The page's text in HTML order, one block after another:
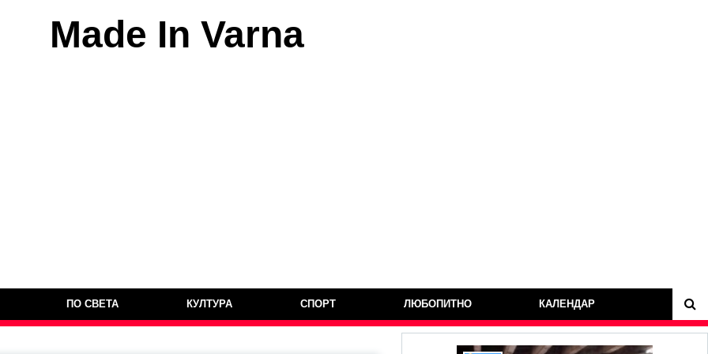
Made In Varna
ПО СВЕТА КУЛТУРА СПОРТ ЛЮБОПИТНО КАЛЕНДАР